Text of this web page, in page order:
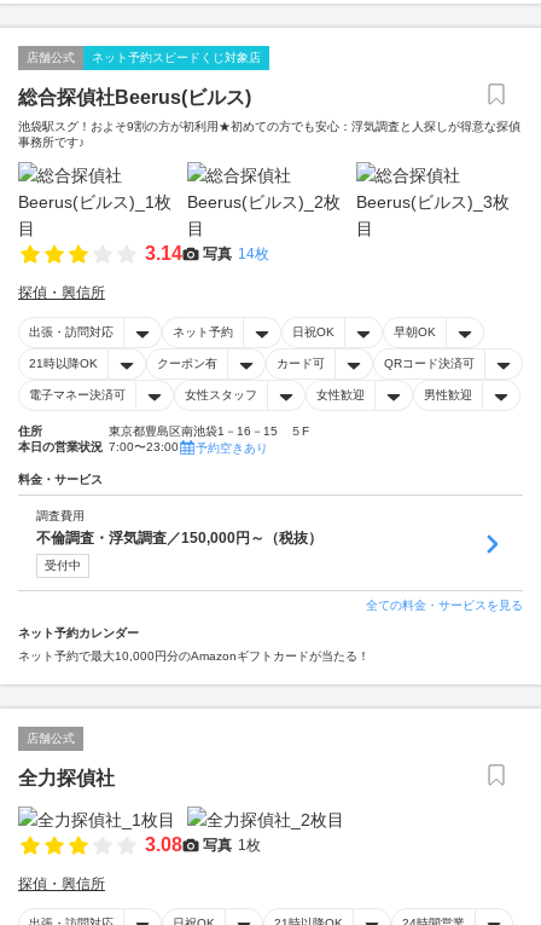
店舗公式 ネット予約スピードくじ対象店
総合探偵社Beerus(ビルス)
池袋駅スグ！およそ9割の方が初利用★初めての方でも安心：浮気調査と人探しが得意な探偵
事務所です♪
3.14 写真 14枚
探偵・興信所
出張・訪問対応 ネット予約 日祝OK 早朝OK
21時以降OK クーポン有 カード可 QRコード決済可
電子マネー決済可 女性スタッフ 女性歓迎 男性歓迎
住所
東京都豊島区南池袋1－16－15 ５F
本日の営業状況 7:00〜23:00 予約空きあり
料金・サービス
調査費用
不倫調査・浮気調査／150,000円～（税抜）
受付中
全ての料金・サービスを見る
ネット予約カレンダー
ネット予約で最大10,000円分のAmazonギフトカードが当たる！
店舗公式
全力探偵社
3.08 写真 1枚
探偵・興信所